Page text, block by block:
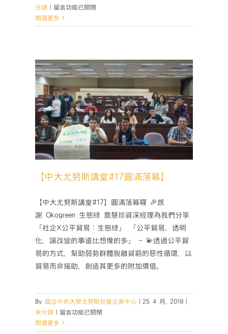
分類
在
〈【中
大
斯
講
#18
圓
滿
落
幕】〉
中
留言功能已關閉
閱讀更多
【中大尤努斯講堂#17圓滿落幕】
【中大尤努斯講堂#17】圓滿落幕囉 🎉感
謝 Okogreen 生態綠 詹慧珍資深經理為我們分享
「社企X公平貿易：生態綠」 「公平貿易、透明
化，讓改變的事遠比想像的多」 - 💫透過公平貿
易的方式，幫助弱勢群體脫離貧窮的惡性循環，以
貿易而非援助，創造其更多的附加價值。
By 國立中央大學尤努斯社會企業中心 25 4 月, 2018
未分類
在
〈【中
大
留言功能已關閉
閱讀更多